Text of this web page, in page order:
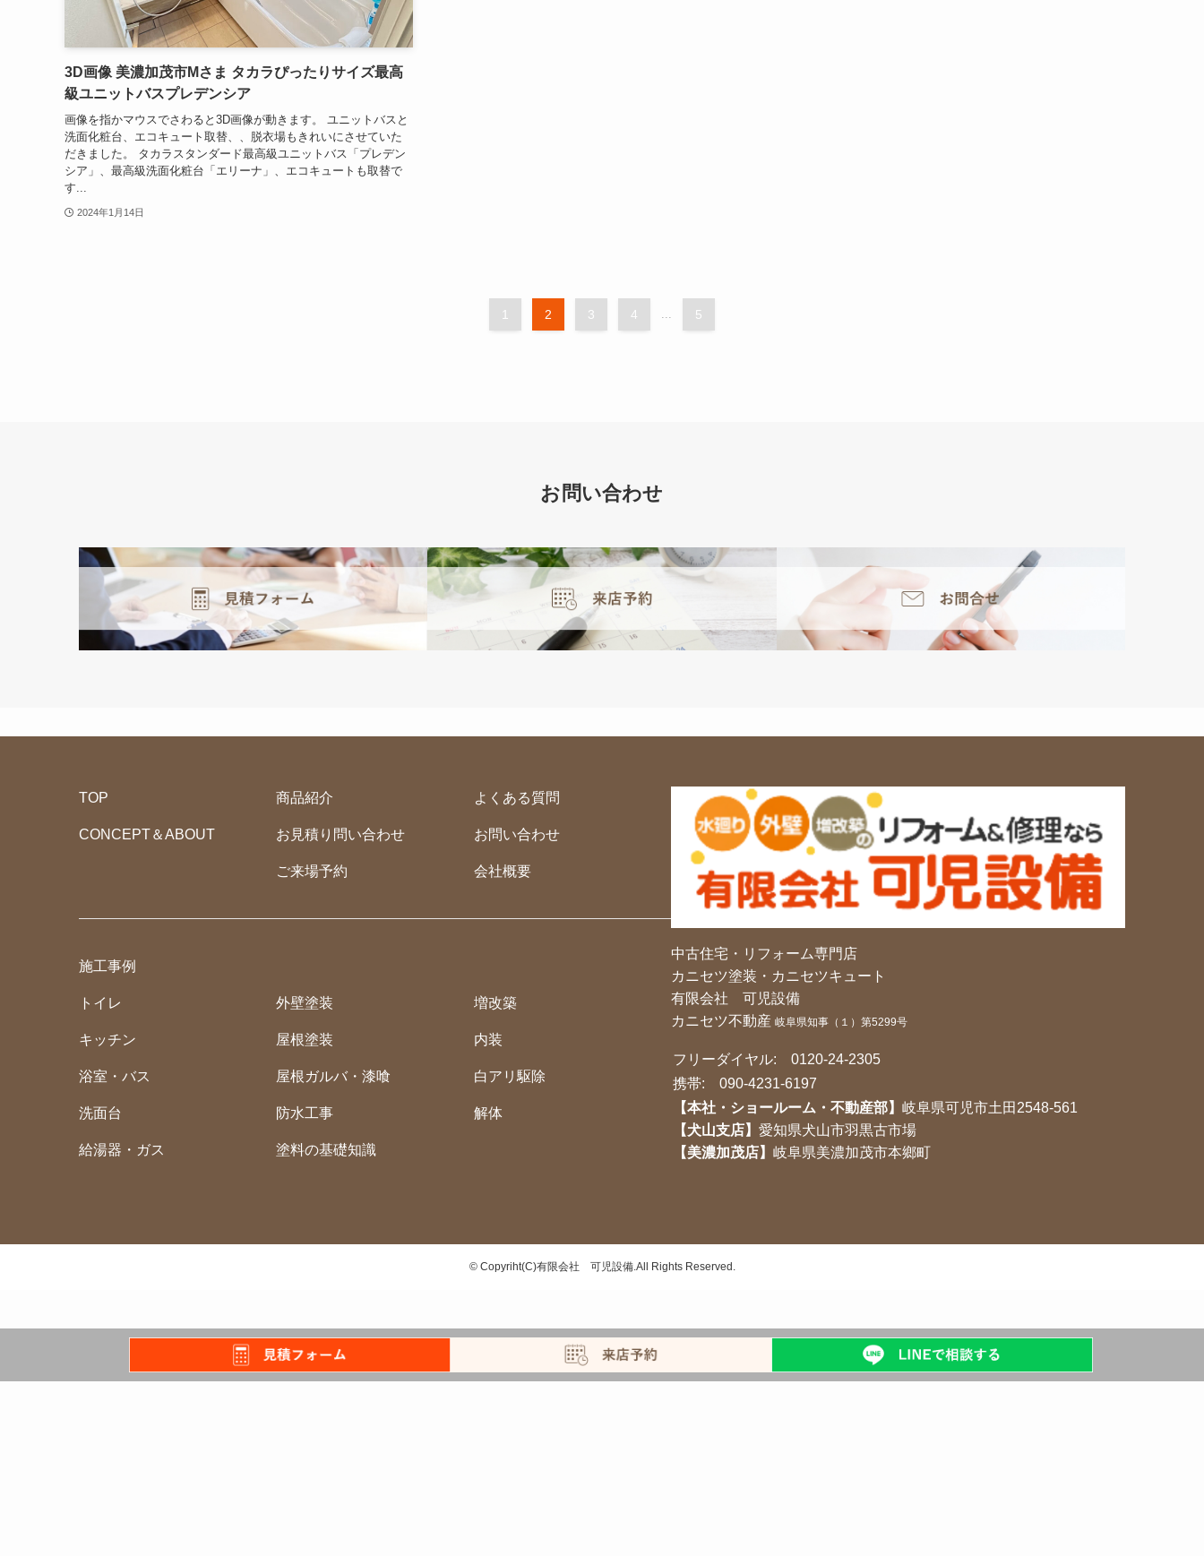
3D画像 美濃加茂市Mさま タカラぴったりサイズ最高
級ユニットバスプレデンシア
画像を指かマウスでさわると3D画像が動きます。 ユニットバスと
洗面化粧台、エコキュート取替、、脱衣場もきれいにさせていた
だきました。 タカラスタンダード最高級ユニットバス「プレデン
シア」、最高級洗面化粧台「エリーナ」、エコキュートも取替で
す...
2024年1月14日
1 2 3 4 5
お問い合わせ
TOP
CONCEPT＆ABOUT
商品紹介
お見積り問い合わせ
ご来場予約
よくある質問
お問い合わせ
会社概要
施工事例
トイレ
キッチン
浴室・バス
洗面台
給湯器・ガス
外壁塗装
屋根塗装
屋根ガルバ・漆喰
防水工事
塗料の基礎知識
増改築
内装
白アリ駆除
解体
中古住宅・リフォーム専門店
カニセツ塗装・カニセツキュート
有限会社 可児設備
カニセツ不動産 岐阜県知事（１）第5299号
フリーダイヤル: 0120-24-2305
携帯: 090-4231-6197
【本社・ショールーム・不動産部】 岐阜県可児市土田2548-561
【犬山支店】 愛知県犬山市羽黒古市場
【美濃加茂店】 岐阜県美濃加茂市本鄉町
©Copyriht(C)有限会社 可児設備.All Rights Reserved.